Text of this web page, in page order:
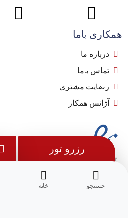
جستجو خانه
رزرو تور
همکاری باما
درباره ما
تماس باما
رضایت مشتری
آژانس همکار